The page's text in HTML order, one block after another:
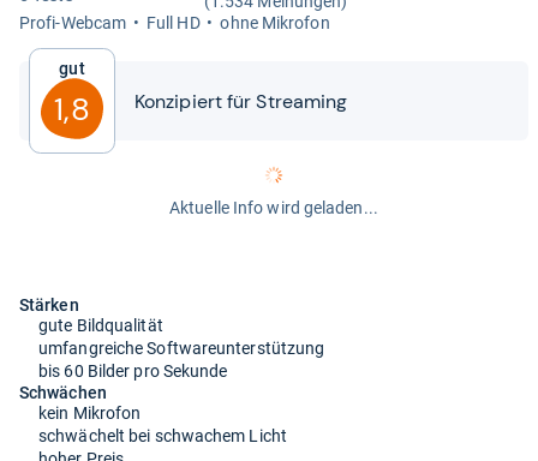
Profi-​Web­cam
Full HD ohne Mikro­fon
Gut
1,8 Kon­zi­piert für Stre­a­ming
Aktuelle Info wird geladen...
Stärken
gute Bildqualität
umfangreiche Softwareunterstützung
bis 60 Bilder pro Sekunde
Schwächen
kein Mikrofon
schwächelt bei schwachem Licht